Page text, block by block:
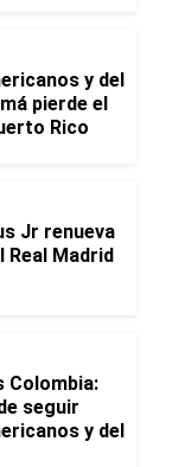
y del
pierde el
Rico
Jr renueva
Madrid
Colombia:
seguir
y del